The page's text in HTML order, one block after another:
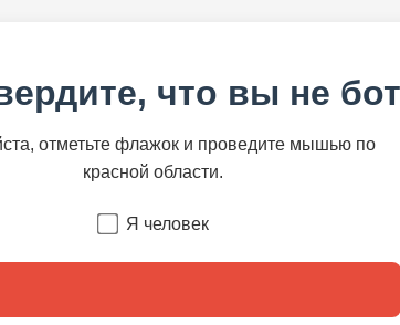
что вы не бот
отметьте флажок и проведите мышью по
красной области.
Я человек